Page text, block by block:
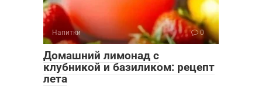
Напитки 0
Домашний лимонад с
клубникой и базиликом: рецепт
лета